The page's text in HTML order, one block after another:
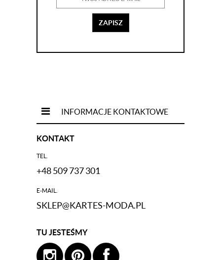
ZAPISZ
INFORMACJE KONTAKTOWE
KONTAKT
TEL.
+48 509 737 301
E-MAIL.
SKLEP@KARTES-MODA.PL
TU JESTEŚMY